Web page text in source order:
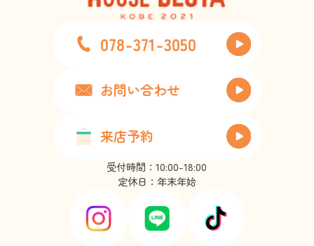
078-371-3050
お問い合わせ
来店予約
受付時間：10:00-18:00
定休日：年末年始